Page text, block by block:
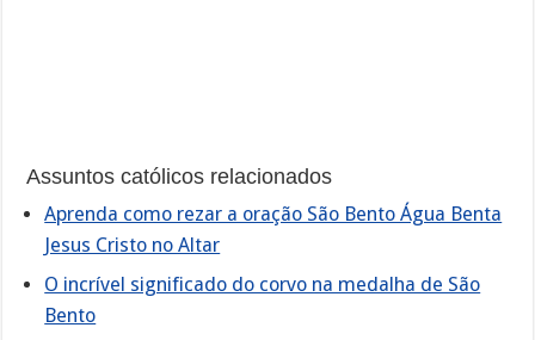
Assuntos católicos relacionados
Aprenda como rezar a oração São Bento Água Benta
Jesus Cristo no Altar
O incrível significado do corvo na medalha de São
Bento